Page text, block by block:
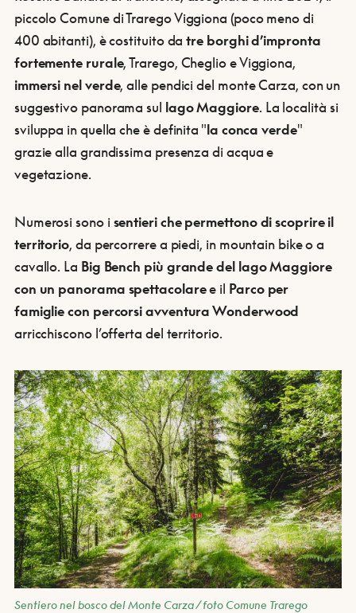
piccolo Comune di Trarego Viggiona (poco meno di
400 abitanti), è costituito datre borghi d’impronta
fortemente rurale, Trarego, Cheglio e Viggiona,
immersi nel verde, alle pendici del monte Carza, con un
suggestivo panorama sul lago Maggiore. La località si
sviluppa in quella che è definita "la conca verde"
grazie alla grandissima presenza di acqua e
vegetazione.
Numerosi sono isentieri che permettono di scoprire il
territorio, da percorrere a piedi, in mountain bike o a
cavallo. La Big Bench più grande del lago Maggiore
con un panorama spettacolaree il Parco per
famiglie con percorsi avventura Wonderwood
arricchiscono l’offerta del territorio.
Sentiero nel bosco del Monte Carza / foto Comune Trarego